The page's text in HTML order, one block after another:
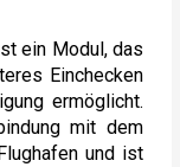
ein Modul, das
Einchecken
ermöglicht.
mit dem
und ist